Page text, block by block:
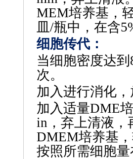
MEM培养基，
皿/瓶中，在含
细胞传代 ‌：
当细胞密度达到
次。
加入进行消化
加入适量DME
in，弃上清液，
DMEM培养基
按照所需细胞